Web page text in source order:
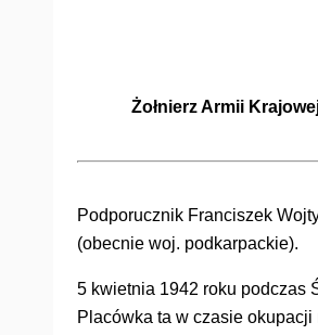
Żołnierz Armii
Podporucznik Franciszek
(obecnie woj. podkarpackie).
5 kwietnia 1942 roku podczas
Placówka ta w czasie okupacji